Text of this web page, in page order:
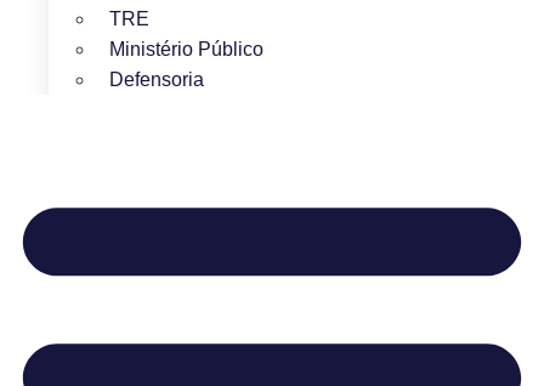
TRE
Ministério Público
Defensoria